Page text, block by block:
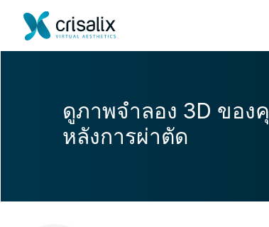
ดูภาพจำลอง 3D ขอ
หลังการผ่าตัด